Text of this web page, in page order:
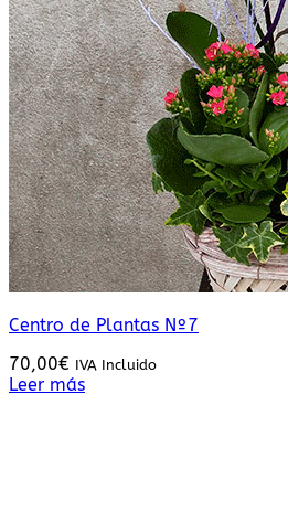
Centro de Plantas Nº7
70,00€ IVA Incluido
Leer más